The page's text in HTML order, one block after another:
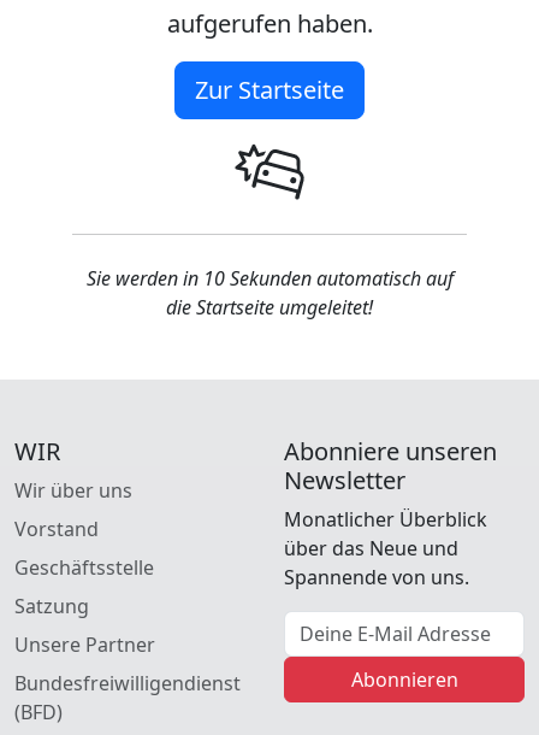
aufgerufen haben.
Zur Startseite
Sie werden in 10 Sekunden automatisch auf
die Startseite umgeleitet!
WIR
Wir über uns
Vorstand
Geschäftsstelle
Satzung
Unsere Partner
Bundesfreiwilligendienst
(BFD)
Abonniere unseren
Newsletter
Monatlicher Überblick
über das Neue und
Spannende von uns.
E-Mail Adresse
Abonnieren